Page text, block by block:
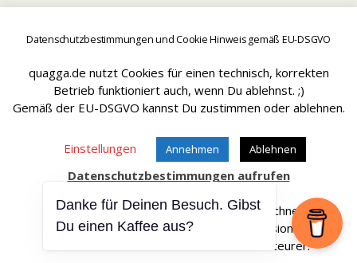
Datenschutzbestimmungen und Cookie Hinweis gemäß EU-DSGVO
quagga.de nutzt Cookies für einen technisch, korrekten
Betrieb funktioniert auch, wenn Du ablehnst. ;)
Gemäß der EU-DSGVO kannst Du zustimmen oder ablehnen.
Einstellungen Annehmen Ablehnen
Datenschutzbestimmungen aufrufen
Affiliate Links sind mit einem * gekennteichnet.
Wir erhalten bei einem Kauf eine Provision.
Die Artikel werden für Dich dadurch nicht teurer.
Danke für Deinen Besuch. Gibst
Du einen Kaffee aus?